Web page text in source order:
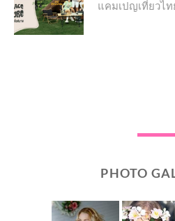
post:
แคมเปญเที่ยวไท
PHOTO